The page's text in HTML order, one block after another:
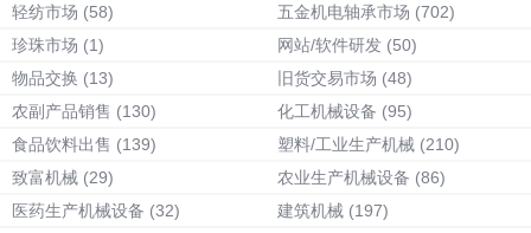
轻纺市场 (58) 五金机电轴承市场 (702)
珍珠市场 (1) 网站/软件研发 (50)
物品交换 (13) 旧货交易市场 (48)
农副产品销售 (130) 化工机械设备 (95)
食品饮料出售 (139) 塑料/工业生产机械 (210)
致富机械 (29) 农业生产机械设备 (86)
医药生产机械设备 (32) 建筑机械 (197)